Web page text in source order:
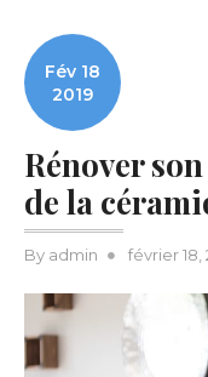
Fév 18
2019
Rénover
de la
By admin
Posted
février 18,